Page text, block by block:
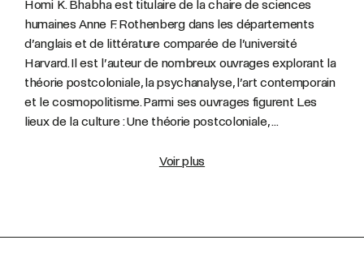
Homi K. Bhabha est titulaire de la chaire de sciences
humaines Anne F. Rothenberg dans les départements
d’anglais et de littérature comparée de l’université
Harvard. Il est l’auteur de nombreux ouvrages explorant la
théorie postcoloniale, la psychanalyse, l’art contemporain
et le cosmopolitisme. Parmi ses ouvrages figurent Les
lieux de la culture : Une théorie postcoloniale, ...
Voir plus